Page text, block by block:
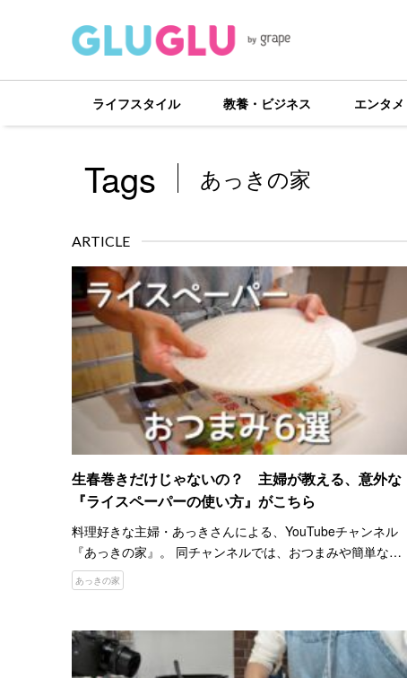
ライフスタイル 教養・ビジネス エンタメ
Tags あっきの家
ARTICLE
生春巻きだけじゃないの？ 主婦が教える、意外な
『ライスペーパーの使い方』がこちら
料理好きな主婦・あっきさんによる、YouTubeチャンネル
『あっきの家』。 同チャンネルでは、おつまみや簡単な作
り置きなど、さまざまな料理動画を配信しています。 過去
にGLUGLUでも、あっきさんのおつまみレシピをいくつ…
あっきの家